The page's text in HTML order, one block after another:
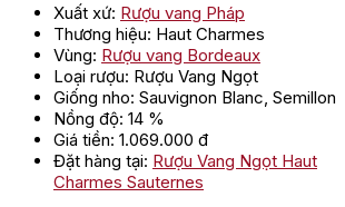
Xuất xứ: Rượu vang Pháp
Thương hiệu: Haut Charmes
Vùng: Rượu vang Bordeaux
Loại rượu: Rượu Vang Ngọt
Giống nho: Sauvignon Blanc, Semillon
Nồng độ: 14 %
Giá tiền: 1.069.000 đ
Đặt hàng tại: Rượu Vang Ngọt Haut
Charmes Sauternes